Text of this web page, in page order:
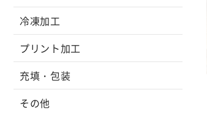
冷凍加工
プリント加工
充填・包装
その他